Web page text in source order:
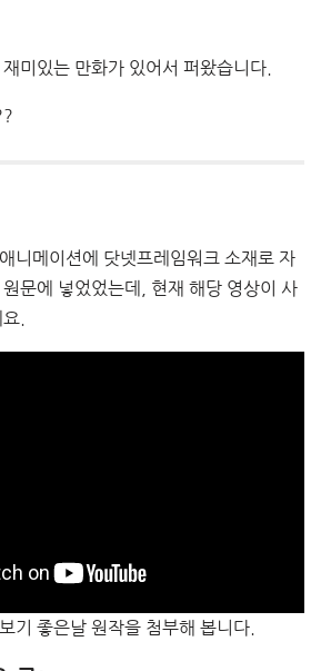
미있는 만화가 있어서 퍼왔습니다.
니메이션에 닷넷프레임워크 소재로 자
문에 넣었었는데, 현재 해당 영상이 사
.
기 좋은날 원작을 첨부해 봅니다.